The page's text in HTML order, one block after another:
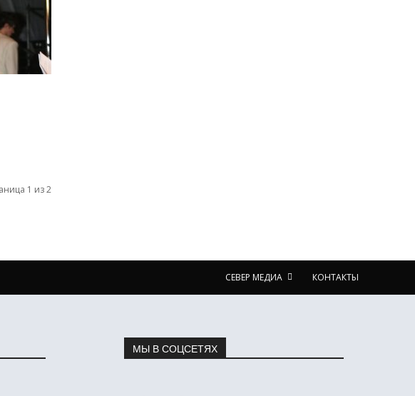
1 из 2
СЕВЕР МЕДИА КОНТАКТЫ
МЫ В СОЦСЕТЯХ